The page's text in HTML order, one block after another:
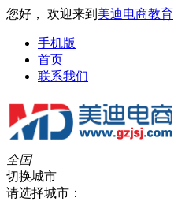
您好， 欢迎来到 美迪电商教育
手机版
首页
联系我们
全国
切换城市
请选择城市：